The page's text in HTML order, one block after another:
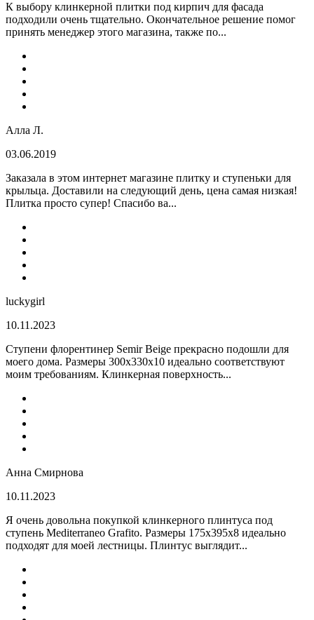
К выбору клинкерной плитки под кирпич для фасада
подходили очень тщательно. Окончательное решение помог
принять менеджер этого магазина, также по...
Алла Л.
03.06.2019
Заказала в этом интернет магазине плитку и ступеньки для
крыльца. Доставили на следующий день, цена самая низкая!
Плитка просто супер! Спасибо ва...
luckygirl
10.11.2023
Ступени флорентинер Semir Beige прекрасно подошли для
моего дома. Размеры 300х330х10 идеально соответствуют
моим требованиям. Клинкерная поверхность...
Анна Смирнова
10.11.2023
Я очень довольна покупкой клинкерного плинтуса под
ступень Mediterraneo Grafito. Размеры 175х395х8 идеально
подходят для моей лестницы. Плинтус выглядит...